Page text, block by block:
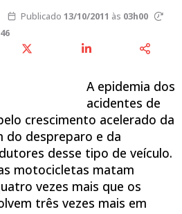
Publicado 13/10/2011 às 03h00
A epidemia dos
acidentes de
crescimento acelerado da
despreparo e da
desse tipo de veículo.
motocicletas matam
vezes mais que os
três vezes mais em